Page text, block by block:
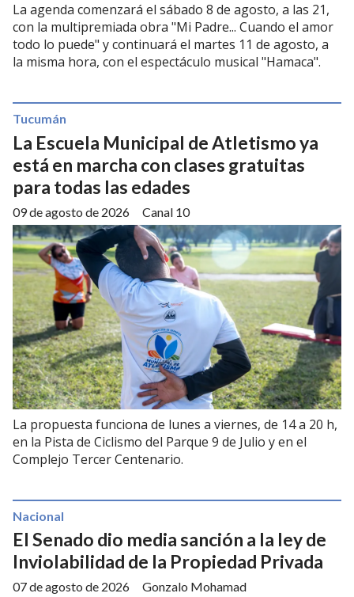
La agenda comenzará el sábado 8 de agosto, a las 21,
con la multipremiada obra "Mi Padre... Cuando el amor
todo lo puede" y continuará el martes 11 de agosto, a
la misma hora, con el espectáculo musical "Hamaca".
La Escuela Municipal de Atletismo ya
está en marcha con clases gratuitas
para todas las edades
Canal 10
Tucumán
09 de agosto de 2026
La propuesta funciona de lunes a viernes, de 14 a 20 h,
en la Pista de Ciclismo del Parque 9 de Julio y en el
Complejo Tercer Centenario.
El Senado dio media sanción a la ley de
Inviolabilidad de la Propiedad Privada
Gonzalo Mohamad
Nacional
07 de agosto de 2026